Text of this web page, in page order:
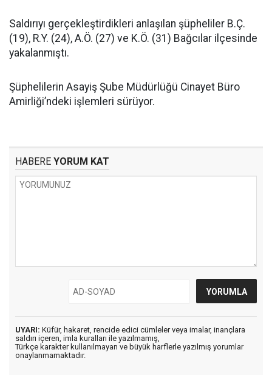
Saldırıyı gerçekleştirdikleri anlaşılan şüpheliler B.Ç.
(19), R.Y. (24), A.Ö. (27) ve K.Ö. (31) Bağcılar ilçesinde
yakalanmıştı.
Şüphelilerin Asayiş Şube Müdürlüğü Cinayet Büro
Amirliği’ndeki işlemleri sürüyor.
HABERE YORUM KAT
UYARI: Küfür, hakaret, rencide edici cümleler veya imalar, inançlara
saldırı içeren, imla kuralları ile yazılmamış,
Türkçe karakter kullanılmayan ve büyük harflerle yazılmış yorumlar
onaylanmamaktadır.